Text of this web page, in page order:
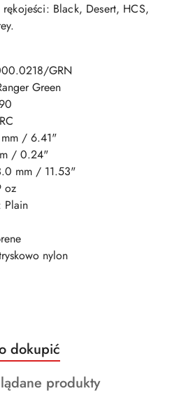
Black, Desert, HCS,
GRN
Green
mm / 6.41"
/ 0.24"
mm / 11.53"
oz
Plain
nylon
dokupić
produkty